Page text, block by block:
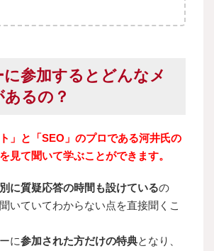
参加するとどんなメ
あるの？
ト」と「SEO」のプロである河井氏の
見て聞いて学ぶことができます。
に質疑応答の時間も設けているの
いていてわからない点を直接聞くこ
に参加された方だけの特典となり、